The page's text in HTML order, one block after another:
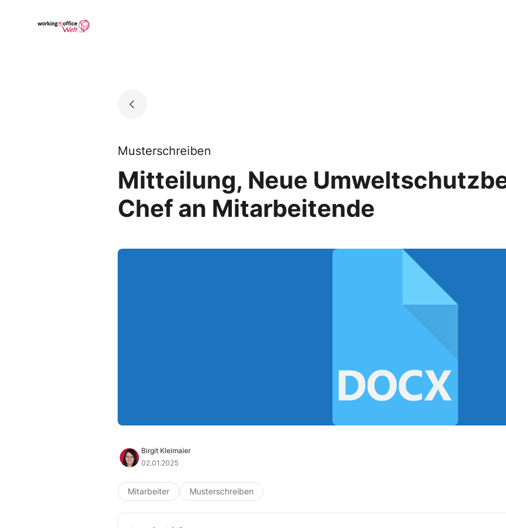
Go to landing page.
Musterschreiben
Mitteilung, Neue
Chef an Mitarbeitende
Birgit Kleimaier
02.01.2025
Mitarbeiter Musterschreiben